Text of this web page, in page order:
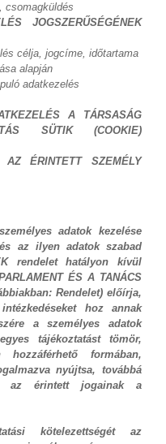
csomagküldés
JOGSZERŰSÉGÉNEK
célja, jogcíme, időtartama
alapján
adatkezelés
A TÁRSASÁG
SÜTIK (COOKIE)
ÉRINTETT SZEMÉLY
adatok kezelése
az ilyen adatok szabad
rendelet hatályon kívül
ÉS A TANÁCS
Rendelet) előírja,
hoz annak
a személyes adatok
tájékoztatást tömör,
formában,
nyújtsa, továbbá
az érintett jogainak a
kötelezettségét az